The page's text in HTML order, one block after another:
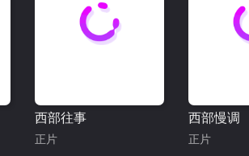
西部往事
正片
西部慢调
正片